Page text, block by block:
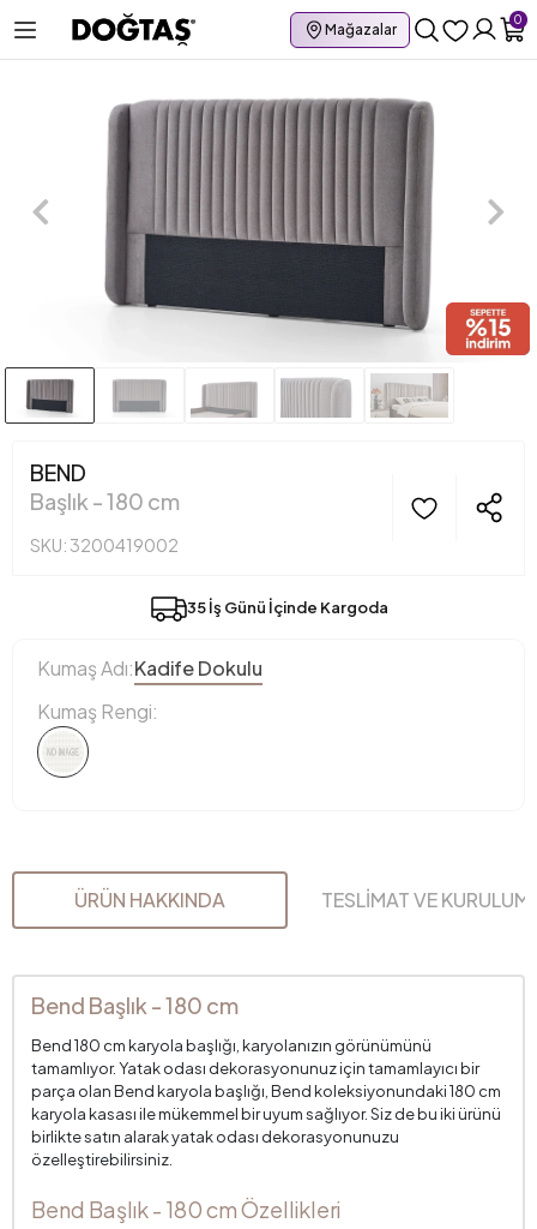
Mağazalar
0
BEND
Başlık - 180 cm
SKU: 3200419002
35 İş Günü İçinde Kargoda
Kumaş Adı:Kadife Dokulu
Kumaş Rengi:
ÜRÜN HAKKINDA TESLİMAT VE KURULUM
Bend Başlık - 180 cm
Bend 180 cm karyola başlığı, karyolanızın görünümünü
tamamlıyor. Yatak odası dekorasyonunuz için tamamlayıcı bir
parça olan Bend karyola başlığı, Bend koleksiyonundaki 180 cm
karyola kasası ile mükemmel bir uyum sağlıyor. Siz de bu iki ürünü
birlikte satın alarak yatak odası dekorasyonunuzu
özelleştirebilirsiniz.
Bend Başlık - 180 cm Özellikleri